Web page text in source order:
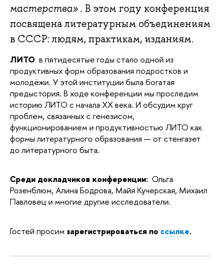
мастерства» . В этом году конференция
посвящена литературным объединениям
в СССР: людям, практикам, изданиям.
ЛИТО в пятидесятые годы стало одной из
продуктивных форм образования подростков и
молодёжи. У этой институции была богатая
предыстория. В ходе конференции мы проследим
историю ЛИТО с начала XX века. И обсудим круг
проблем, связанных с генезисом,
функционированием и продуктивностью ЛИТО как
формы литературного образования — от стенгазет
до литературного быта.
Среди докладчиков конференции: Ольга
Розенблюм, Алина Бодрова, Майя Кучерская, Михаил
Павловец и многие другие исследователи.
Гостей просим зарегистрироваться по ссылке.